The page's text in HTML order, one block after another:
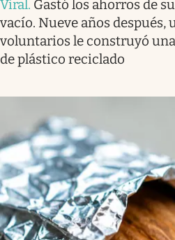
Viral. Gastó los ahorros de
vacío. Nueve años después,
voluntarios le construyó
de plástico reciclado